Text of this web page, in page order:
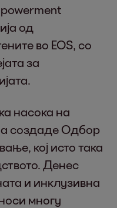
од
во EOS, со
за
насока на
создаде Одбор
кој исто така
Денес
и инклузивна
многу